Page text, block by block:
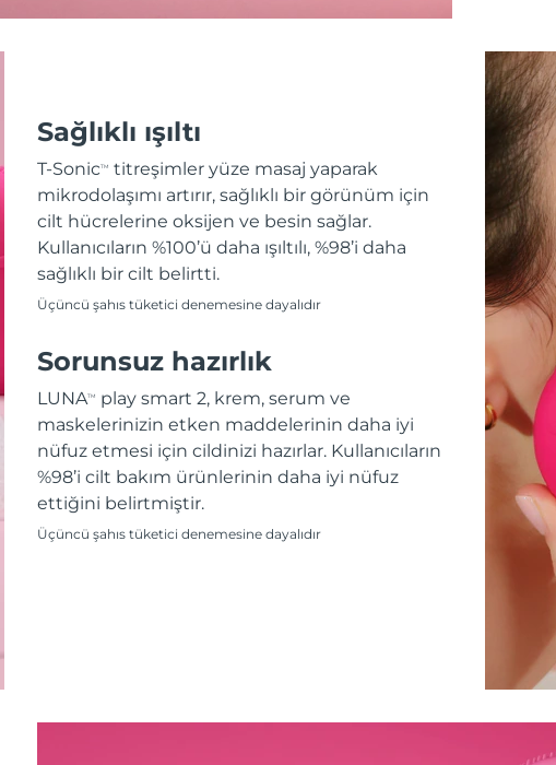
Sağlıklı ışıltı
T-SonicTM
titreşimler yüze masaj yaparak
mikrodolaşımı artırır, sağlıklı bir görünüm için
cilt hücrelerine oksijen ve besin sağlar.
Kullanıcıların %100’ü daha ışıltılı, %98’i daha
sağlıklı bir cilt belirtti.
Üçüncü şahıs tüketici denemesine dayalıdır
Sorunsuz hazırlık
LUNATM
play smart 2, krem, serum ve
maskelerinizin etken maddelerinin daha iyi
nüfuz etmesi için cildinizi hazırlar. Kullanıcıların
%98’i cilt bakım ürünlerinin daha iyi nüfuz
ettiğini belirtmiştir.
Üçüncü şahıs tüketici denemesine dayalıdır